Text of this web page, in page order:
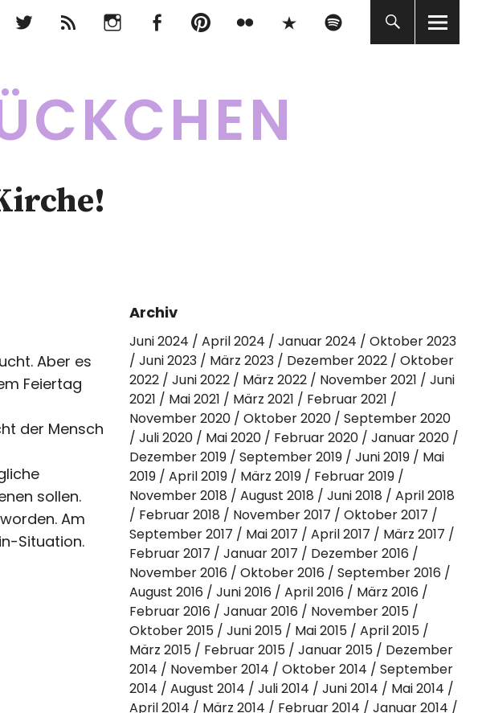
InstagramFacebookpinterest Spotify
Aber es
Feiertag
der Mensch
sollen.
Am
Situation.
Archiv
Juni 2024 April 2024 Januar 2024
Oktober 2023
Juni 2023
März 2023 Dezember 2022
Oktober
2022
Juni 2022 März 2022 November 2021
Juni
2021
Mai 2021 März 2021
Februar 2021
November 2020
Oktober 2020
September 2020
Juli 2020
Mai 2020 Februar 2020
Januar 2020
Dezember 2019
September 2019 Juni 2019
Mai
2019
April 2019 März 2019
Februar 2019
November 2018
August 2018 Juni 2018
April 2018
Februar 2018
November 2017
Oktober 2017
September 2017
Mai 2017 April 2017
März 2017
Februar 2017
Januar 2017
Dezember 2016
November 2016
Oktober 2016
September 2016
August 2016
Juni 2016 April 2016
März 2016
Februar 2016
Januar 2016
November 2015
Oktober 2015
Juni 2015 Mai 2015
April 2015
März 2015
Februar 2015 Januar 2015
Dezember
2014
November 2014 Oktober 2014
September
2014
August 2014 Juli 2014 Juni 2014
Mai 2014
April 2014
März 2014 Februar 2014
Januar 2014